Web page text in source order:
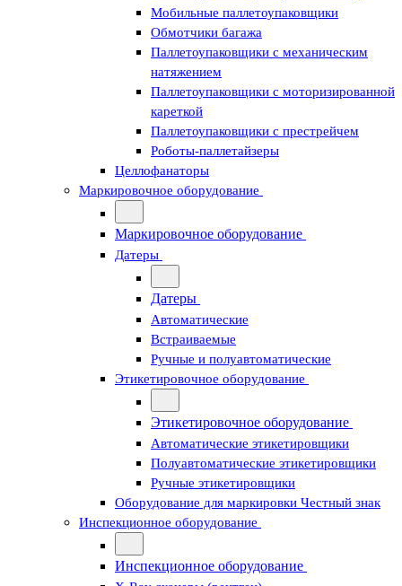
Мобильные паллетоупаковщики
Обмотчики багажа
Паллетоупаковщики с механическим
натяжением
Паллетоупаковщики с моторизированной
кареткой
Паллетоупаковщики с престрейчем
Роботы-паллетайзеры
Целлофанаторы
Маркировочное оборудование
Маркировочное оборудование
Датеры
Датеры
Автоматические
Встраиваемые
Ручные и полуавтоматические
Этикетировочное оборудование
Этикетировочное оборудование
Автоматические этикетировщики
Полуавтоматические этикетировщики
Ручные этикетировщики
Оборудование для маркировки Честный знак
Инспекционное оборудование
Инспекционное оборудование